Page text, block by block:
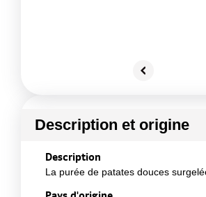
Description et origine
Description
La purée de patates douces